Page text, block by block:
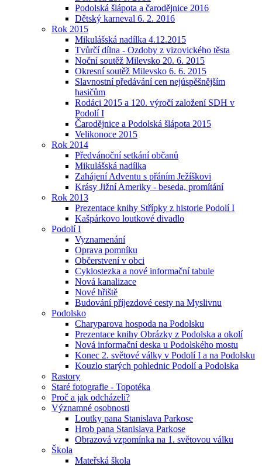
Podolská šlápota a čarodějnice 2016
Dětský karneval 6. 2. 2016
Rok 2015
Mikulášská nadílka 4.12.2015
Tvůrčí dílna - Ozdoby z vizovického těsta
Noční soutěž Milevsko 20. 6. 2015
Okresní soutěž Milevsko 6. 6. 2015
Slavnostní předávání cen nejúspěšnějším
hasičům
Rodáci 2015 a 120. výročí založení SDH v
Podolí I
Čarodějnice a Podolská šlápota 2015
Velikonoce 2015
Rok 2014
Předvánoční setkání občanů
Mikulášská nadílka
Zahájení Adventu s přáním Ježíškovi
Krásy Jižní Ameriky - beseda, promítání
Rok 2013
Prezentace knihy Střípky z historie Podolí I
Kašpárkovo loutkové divadlo
Podolí I
Vyznamenání
Oprava pomníku
Občerstvení v obci
Cyklostezka a nové informační tabule
Nová kanalizace
Nové hřiště
Budování příjezdové cesty na Myslivnu
Podolsko
Charyparova hospoda na Podolsku
Prezentace knihy Obrázky z Podolska a okolí
Nová informační deska u Podolského mostu
Konec 2. světové války v Podolí I a na Podolsku
Kouzlo starých pohlednic Podolí a Podolska
Rastory
Staré fotografie - Topotéka
Proč a jak odcházeli?
Významné osobnosti
Loutky pana Stanislava Parkose
Hrob pana Stanislava Parkose
Obrazová vzpomínka na 1. světovou válku
Škola
Mateřská škola